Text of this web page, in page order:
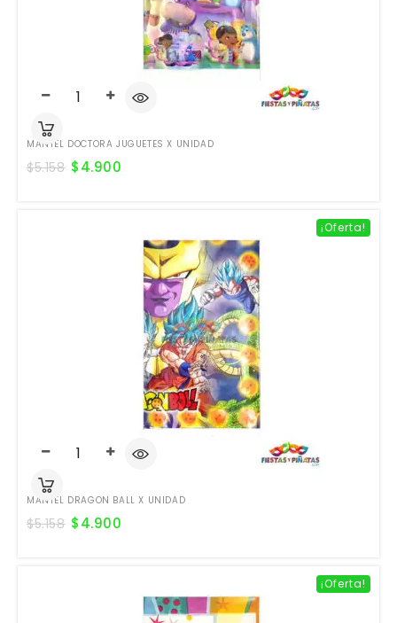
MANTEL DOCTORA JUGUETES X UNIDAD
$5.158 $4.900
¡Oferta!
MANTEL DRAGON BALL X UNIDAD
$5.158 $4.900
¡Oferta!